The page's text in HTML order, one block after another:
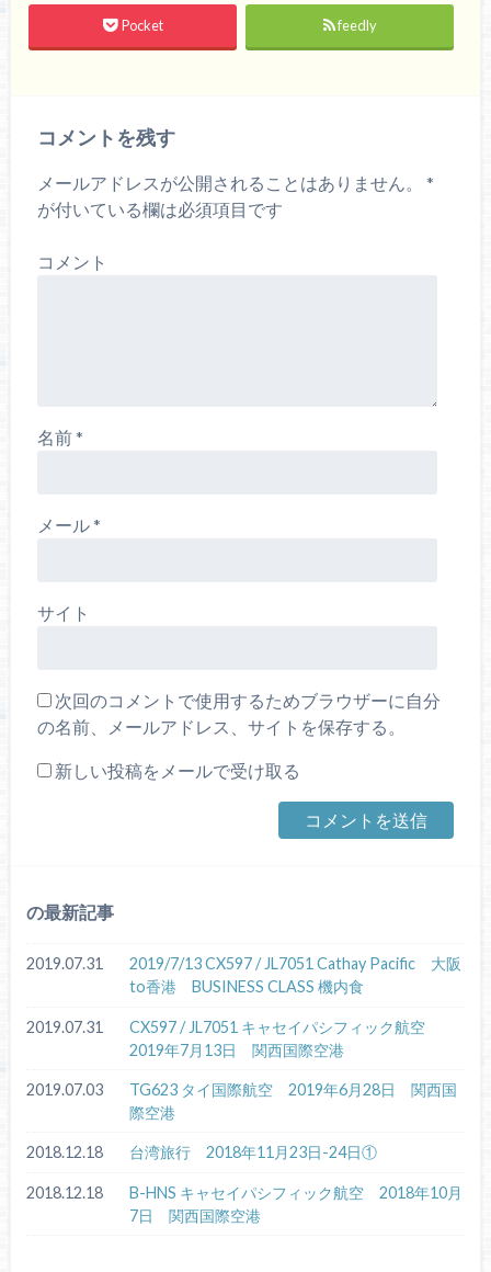
Pocket feedly
コメントを残す
メールアドレスが公開されることはありません。
*
が付いている欄は必須項目です
コメント
名前*
メール*
サイト
次回のコメントで使用するためブラウザーに自分
の名前、メールアドレス、サイトを保存する。
新しい投稿をメールで受け取る
の最新記事
2019.07.31
2019/7/13 CX597 / JL7051 Cathay Pacific 大阪
to香港 BUSINESS CLASS 機内食
2019.07.31
CX597 / JL7051 キャセイパシフィック航空
2019年7月13日 関西国際空港
2019.07.03
TG623 タイ国際航空 2019年6月28日 関西国
際空港
2018.12.18 台湾旅行 2018年11月23日-24日①
2018.12.18
B-HNS キャセイパシフィック航空 2018年10月
7日 関西国際空港